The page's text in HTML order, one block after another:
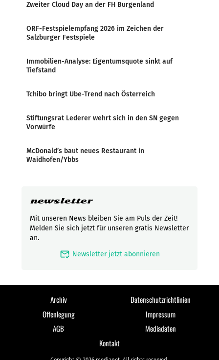
Zweiter Cloud Day an der FH Burgenland
ORF-Festspielempfang 2026 im Zeichen der
Salzburger Festspiele
Immobilien-Analyse: Eigentumsquote sinkt auf
Tiefstand
Tchibo bringt Ube-Trend nach Österreich
Stiftungsrat Lederer wehrt sich in den SN gegen
Vorwürfe
McDonald’s baut neues Restaurant in
Waidhofen/Ybbs
newsletter
Mit unseren News bleiben Sie am Puls der Zeit!
Melden Sie sich jetzt für unseren gratis Newsletter
an.
mark_email_read Newsletter jetzt abonnieren
Archiv
Datenschutzrichtlinien
Offenlegung
Impressum
AGB
Mediadaten
Kontakt